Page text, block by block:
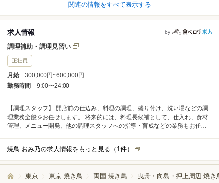
関連の情報をすべて表示する
求人情報 by
調理補助・調理見習い
正社員
月給
300,000円~600,000円
勤務時間
9:00〜24:00
【調理スタッフ】 開店前の仕込み、料理の調理、盛り付け、洗い場などの調
理業務全般をお任せします。 将来的には、料理長候補として、仕入れ、食材
管理、メニュー開発、他の調理スタッフへの指導・育成などの業務もお任せ
焼鳥 おみ乃の求人情報をもっと見る（ 1件）
東京 東京 焼き鳥 両国 焼き鳥 曳舟・向島・押上周辺 焼き